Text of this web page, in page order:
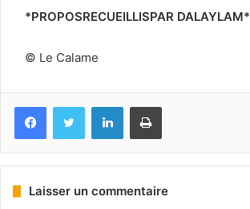
*PROPOSRECUEILLISPAR DALAYLAM*
© Le Calame
FacebookTwitter LinkedinImprimer
Laisser un commentaire